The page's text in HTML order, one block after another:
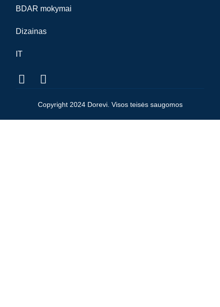
BDAR mokymai
Dizainas
IT
Copyright 2024 Dorevi. Visos teisės saugomos